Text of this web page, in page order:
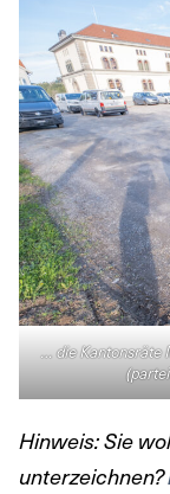
… die Kantonsräte
Hinweis: Sie
unterzeichnen?